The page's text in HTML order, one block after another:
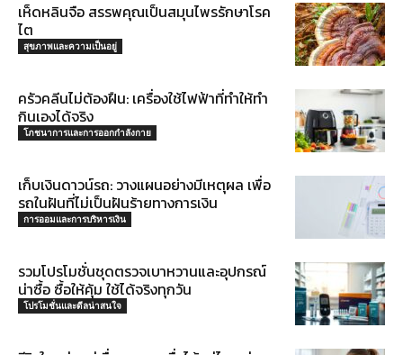
เห็ดหลินจือ สรรพคุณเป็นสมุนไพรรักษาโรค
ไต
สุขภาพและความเป็นอยู่
ครัวคลีนไม่ต้องฝืน: เครื่องใช้ไฟฟ้าที่ทำให้ทำ
กินเองได้จริง
โภชนาการและการออกกำลังกาย
เก็บเงินดาวน์รถ: วางแผนอย่างมีเหตุผล เพื่อ
รถในฝันที่ไม่เป็นฝันร้ายทางการเงิน
การออมและการบริหารเงิน
รวมโปรโมชั่นชุดตรวจเบาหวานและอุปกรณ์
น่าซื้อ ซื้อให้คุ้ม ใช้ได้จริงทุกวัน
โปรโมชั่นและดีลน่าสนใจ